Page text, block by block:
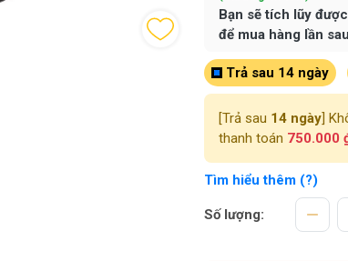
Bạn sẽ tích lũy được
để mua hàng lần sau
Trả sau 14 ngày
[Trả sau 14 ngày]
thanh toán 750.000
Tìm hiểu thêm (?)
Số lượng: